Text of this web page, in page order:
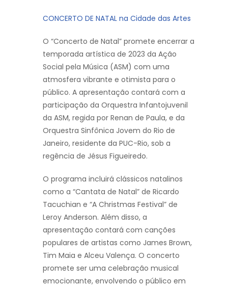
CONCERTO DE NATAL na Cidade das Artes
O “Concerto de Natal” promete encerrar a
temporada artística de 2023 da Ação
Social pela Música (ASM) com uma
atmosfera vibrante e otimista para o
público. A apresentação contará com a
participação da Orquestra Infantojuvenil
da ASM, regida por Renan de Paula, e da
Orquestra Sinfônica Jovem do Rio de
Janeiro, residente da PUC-Rio, sob a
regência de Jésus Figueiredo.
O programa incluirá clássicos natalinos
como a “Cantata de Natal” de Ricardo
Tacuchian e “A Christmas Festival” de
Leroy Anderson. Além disso, a
apresentação contará com canções
populares de artistas como James Brown,
Tim Maia e Alceu Valença. O concerto
promete ser uma celebração musical
emocionante, envolvendo o público em